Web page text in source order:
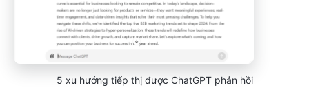
5 xu hướng tiếp thị được ChatGPT phản hồi